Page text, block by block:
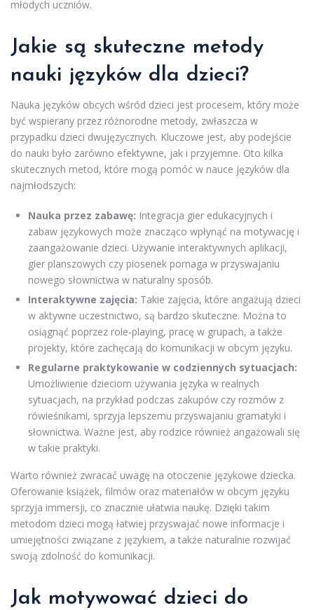
młodych uczniów.
Jakie są skuteczne metody
nauki języków dla dzieci?
Nauka języków obcych wśród dzieci jest procesem, który może
być wspierany przez różnorodne metody, zwłaszcza w
przypadku dzieci dwujęzycznych. Kluczowe jest, aby podejście
do nauki było zarówno efektywne, jak i przyjemne. Oto kilka
skutecznych metod, które mogą pomóc w nauce języków dla
najmłodszych:
Nauka przez zabawę: Integracja gier edukacyjnych i
zabaw językowych może znacząco wpłynąć na motywację i
zaangażowanie dzieci. Używanie interaktywnych aplikacji,
gier planszowych czy piosenek pomaga w przyswajaniu
nowego słownictwa w naturalny sposób.
Interaktywne zajęcia: Takie zajęcia, które angażują dzieci
w aktywne uczestnictwo, są bardzo skuteczne. Można to
osiągnąć poprzez role-playing, pracę w grupach, a także
projekty, które zachęcają do komunikacji w obcym języku.
Regularne praktykowanie w codziennych sytuacjach:
Umożliwienie dzieciom używania języka w realnych
sytuacjach, na przykład podczas zakupów czy rozmów z
rówieśnikami, sprzyja lepszemu przyswajaniu gramatyki i
słownictwa. Ważne jest, aby rodzice również angażowali się
w takie praktyki.
Warto również zwracać uwagę na otoczenie językowe dziecka.
Oferowanie książek, filmów oraz materiałów w obcym języku
sprzyja immersji, co znacznie ułatwia naukę. Dzięki takim
metodom dzieci mogą łatwiej przyswajać nowe informacje i
umiejętności związane z językiem, a także naturalnie rozwijać
swoją zdolność do komunikacji.
Jak motywować dzieci do